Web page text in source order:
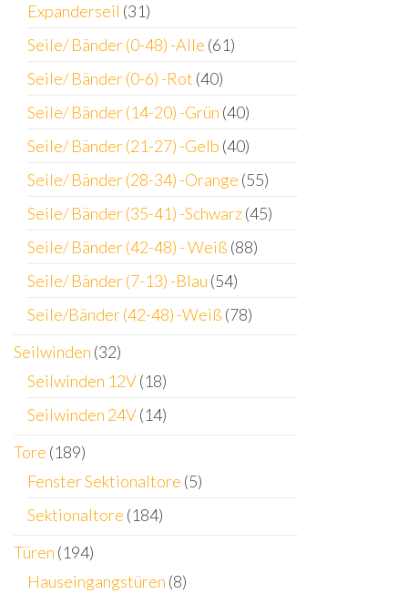
Expanderseil (31)
Seile/ Bänder (0-48) -Alle (61)
Seile/ Bänder (0-6) -Rot (40)
Seile/ Bänder (14-20) -Grün (40)
Seile/ Bänder (21-27) -Gelb (40)
Seile/ Bänder (28-34) -Orange (55)
Seile/ Bänder (35-41) -Schwarz(45)
Seile/ Bänder (42-48) - Weiß (88)
Seile/ Bänder (7-13) -Blau (54)
Seile/Bänder (42-48) -Weiß (78)
Seilwinden (32)
Seilwinden 12V(18)
Seilwinden 24V(14)
Tore (189)
Fenster Sektionaltore (5)
Sektionaltore (184)
Türen (194)
Hauseingangstüren (8)